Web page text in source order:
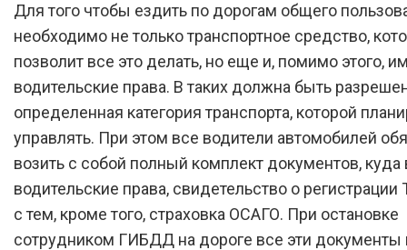
Для того чтобы ездить по дорогам общего
необходимо не только транспортное средство,
позволит все это делать, но еще и, помимо этого,
водительские права. В таких должна быть
определенная категория транспорта, которой
управлять. При этом все водители автомобилей
возить с собой полный комплект документов, куда
водительские права, свидетельство о регистрации
с тем, кроме того, страховка ОСАГО. При остановке
сотрудником ГИБДД на дороге все эти документы